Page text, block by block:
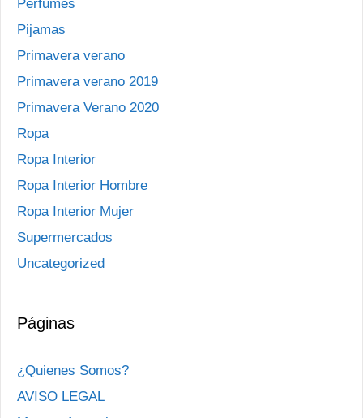
Perfumes
Pijamas
Primavera verano
Primavera verano 2019
Primavera Verano 2020
Ropa
Ropa Interior
Ropa Interior Hombre
Ropa Interior Mujer
Supermercados
Uncategorized
Páginas
¿Quienes Somos?
AVISO LEGAL